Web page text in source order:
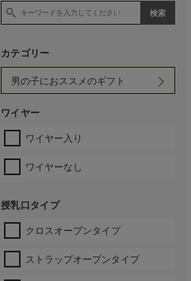
カテゴリー
ワイヤー
ワイヤー入り
ワイヤーなし
授乳口タイプ
クロスオープンタイプ
ストラップオープンタイプ